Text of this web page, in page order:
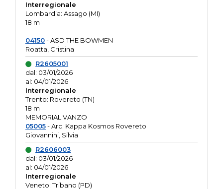
Interregionale
Lombardia: Assago (MI)
18 m
--
04150- ASD THE BOWMEN
Roatta, Cristina
R2605001
dal: 03/01/2026
al: 04/01/2026
Interregionale
Trento: Rovereto (TN)
18 m
MEMORIAL VANZO
05005- Arc. Kappa Kosmos Rovereto
Giovannini, Silvia
R2606003
dal: 03/01/2026
al: 04/01/2026
Interregionale
Veneto: Tribano (PD)